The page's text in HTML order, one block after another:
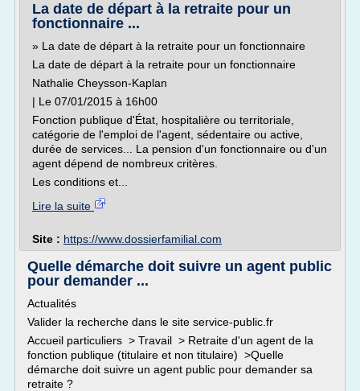
La date de départ à la retraite pour un
fonctionnaire ...
» La date de départ à la retraite pour un fonctionnaire
La date de départ à la retraite pour un fonctionnaire
Nathalie Cheysson-Kaplan
| Le 07/01/2015 à 16h00
Fonction publique d'État, hospitalière ou territoriale,
catégorie de l'emploi de l'agent, sédentaire ou active,
durée de services... La pension d'un fonctionnaire ou d'un
agent dépend de nombreux critères.
Les conditions et...
Lire la suite
Site : https://www.dossierfamilial.com
Quelle démarche doit suivre un agent public
pour demander ...
Actualités
Valider la recherche dans le site service-public.fr
Accueil particuliers > Travail > Retraite d'un agent de la
fonction publique (titulaire et non titulaire) >Quelle
démarche doit suivre un agent public pour demander sa
retraite ?